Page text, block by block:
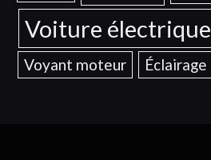
Voiture électrique
Voyant moteur Éclairage